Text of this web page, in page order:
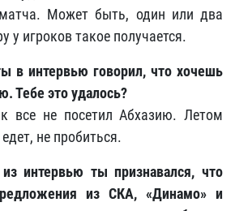
Может быть, один или два
у игроков такое получается.
в интервью говорил, что хочешь
Тебе это удалось?
все не посетил Абхазию. Летом
не пробиться.
интервью ты признавался, что
из СКА, «Динамо» и